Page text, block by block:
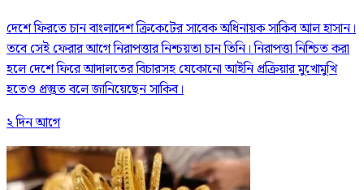
দেশে ফিরতে চান বাংলাদেশ ক্রিকেটের সাবেক অধিনায়ক সাকিব আল হাসান।
তবে সেই ফেরার আগে নিরাপত্তার নিশ্চয়তা চান তিনি। নিরাপত্তা নিশ্চিত করা
হলে দেশে ফিরে আদালতের বিচারসহ যেকোনো আইনি প্রক্রিয়ার মুখোমুখি
হতেও প্রস্তুত বলে জানিয়েছেন সাকিব।
২ দিন আগে